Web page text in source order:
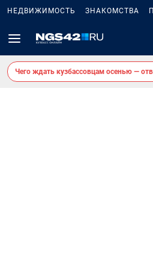
НЕДВИЖИМОСТЬ ЗНАКОМСТВА
Чего ждать кузбассовцам осенью —